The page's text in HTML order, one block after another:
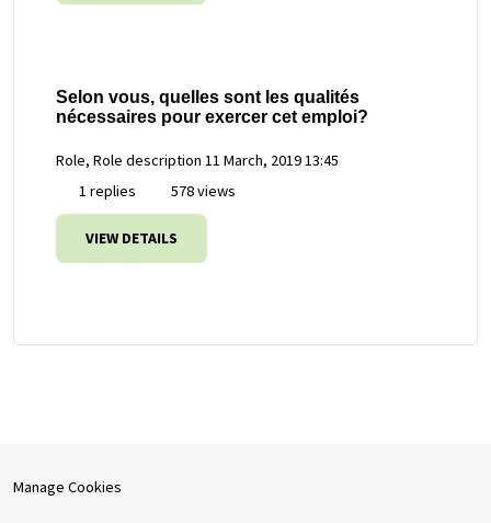
Selon vous, quelles sont les qualités
nécessaires pour exercer cet emploi?
Role, Role description 11 March, 2019 13:45
1 replies
578 views
VIEW DETAILS
Manage Cookies